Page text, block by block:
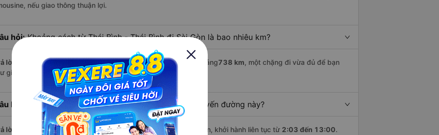
nếu giao thông thuận lợi.
hỏi:Khoảng cách từ Thái Bình - Thái Bình đi Sài Gòn là bao nhiêu km?
lời: Quãng đường từ Thái Bình - Thái Bình đến Sài Gòn dài khoảng738 km, một chặng đi vừa đủ để bạn
giãn trên xe limousine thoải mái.
hỏi: Mỗi ngày có bao nhiêu chuyến limousine trên tuyến đường này?
lời: Mỗi ngày có tới 10 chuyến limousinehoạt động trên tuyến, khởi hành liên tục từ 2:03 đến 13:00.